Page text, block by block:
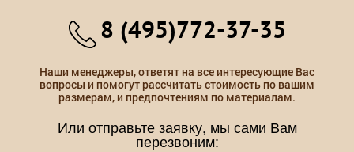
8 (495)772-37-35
Наши менеджеры, ответят на все интересующие Вас
вопросы и помогут рассчитать стоимость по вашим
размерам, и предпочтениям по материалам.
Или отправьте заявку, мы сами Вам
перезвоним: